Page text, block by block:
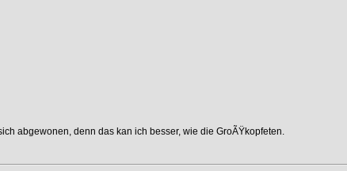
abgewonen, denn das kan ich besser, wie die GroÃŸkopfeten.